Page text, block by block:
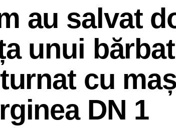
au salvat
unui
cu
DN 1